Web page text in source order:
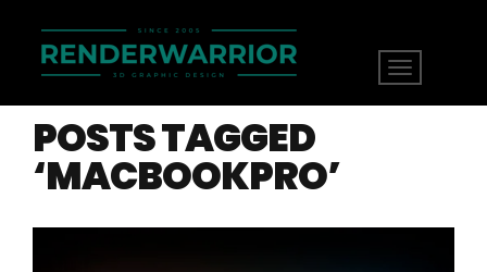
POSTS TAGGED
‘MACBOOKPRO’